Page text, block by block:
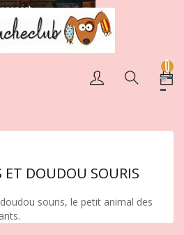
0
ET DOUDOU SOURIS
souris, le petit animal des